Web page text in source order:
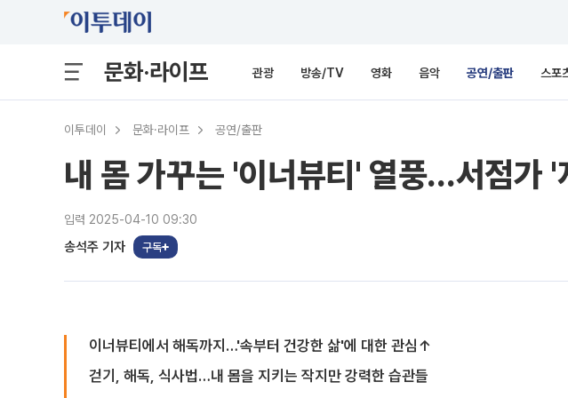
문화·라이프 관광 방송/TV 영화 음악 공연/출판 스포
이투데이 문화·라이프 공연/출판
내 몸 가꾸는 '이너뷰티' 열풍…서점가 '
입력 2025-04-10 09:30
송석주 기자 구독
이너뷰티에서 해독까지…'속부터 건강한 삶'에 대한 관심↑
걷기, 해독, 식사법…내 몸을 지키는 작지만 강력한 습관들